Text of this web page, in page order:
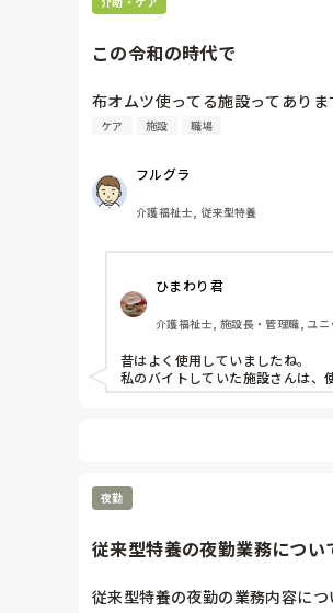
この令和の時代で
布オムツ使ってる施設ってありま
ケア 施設 職場
フルグラ
介護福祉士, 従来型特養
ひまわり君
介護福祉士, 施設長・管理職, ユ
昔はよく使用していましたね。
私のバイトしていた施設さんは、
夜勤
従来型特養の夜勤業務につい
従来型特養の夜勤の業務内容に